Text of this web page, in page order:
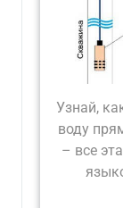
Узнай,
воду
– все